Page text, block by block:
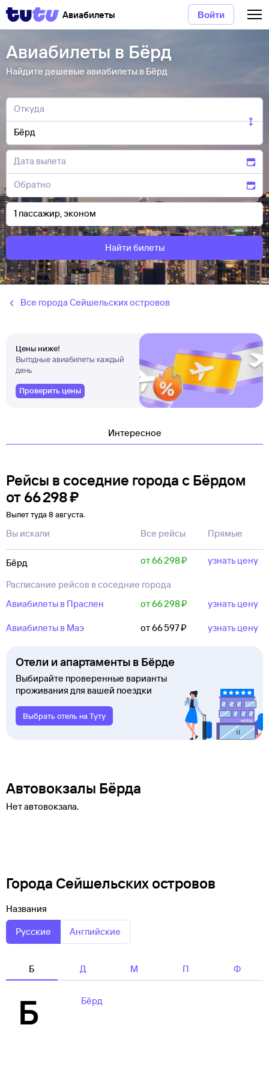
Авиабилеты Войти
Авиабилеты в Бёрд
Найдите дешевые авиабилеты в Бёрд
Найти билеты
Все города Сейшельских островов
Цены ниже!
Выгодные авиабилеты каждый
день
Проверить цены
Интересное
Рейсы в соседние города с Бёрдом
от 66 ⁠298 ⁠₽
Вылет туда 8 августа.
Вы искали Все рейсы Прямые
Бёрд от 66 ⁠298 ⁠₽ узнать цену
Расписание рейсов в соседние города
Авиабилеты в Праслен
от 66 ⁠298 ⁠₽ узнать цену
Авиабилеты в Маэ от 66 ⁠597 ⁠₽ узнать цену
Отели и апартаменты в Бёрде
Выбирайте проверенные варианты
проживания для вашей поездки
Выбрать отель на Туту
Автовокзалы Бёрда
Нет автовокзала.
Города Сейшельских островов
Названия
Русские
Английские
Б Д М П Ф
Б Бёрд